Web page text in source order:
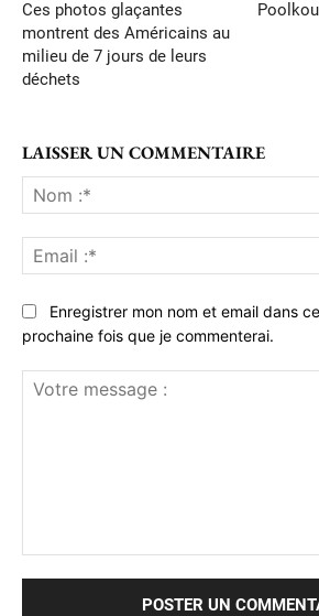
Ces photos glaçantes
montrent des Américains au
milieu de 7 jours de leurs
déchets
LAISSER UN COMMENTAIRE
Enregistrer mon nom et email dans
prochaine fois que je commenterai.